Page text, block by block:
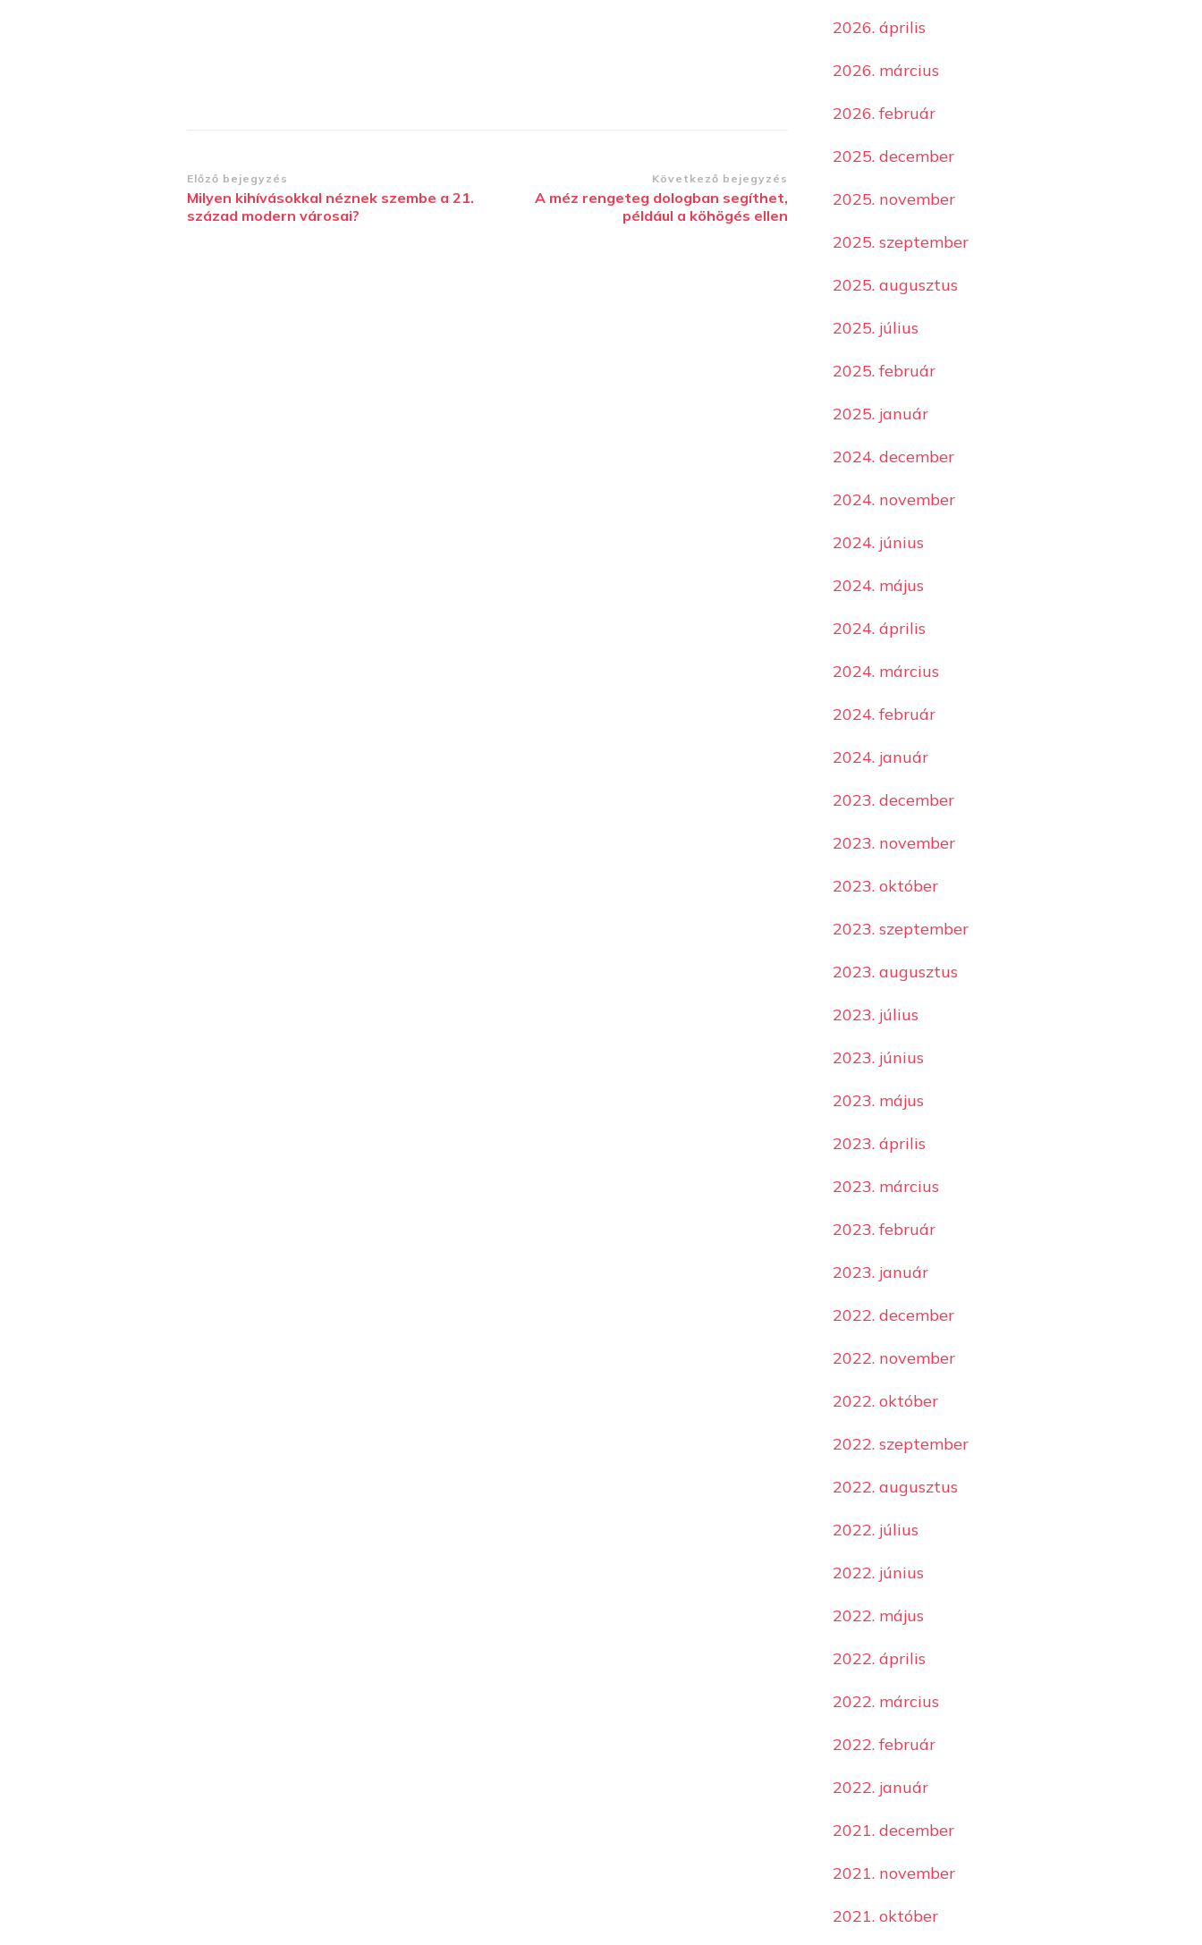
Bejegyzések
navigációja
Előző bejegyzés
Milyen kihívásokkal néznek szembe a 21.
század modern városai?
Következő bejegyzés
A méz rengeteg dologban segíthet,
például a köhögés ellen
2026. április
2026. március
2026. február
2025. december
2025. november
2025. szeptember
2025. augusztus
2025. július
2025. február
2025. január
2024. december
2024. november
2024. június
2024. május
2024. április
2024. március
2024. február
2024. január
2023. december
2023. november
2023. október
2023. szeptember
2023. augusztus
2023. július
2023. június
2023. május
2023. április
2023. március
2023. február
2023. január
2022. december
2022. november
2022. október
2022. szeptember
2022. augusztus
2022. július
2022. június
2022. május
2022. április
2022. március
2022. február
2022. január
2021. december
2021. november
2021. október